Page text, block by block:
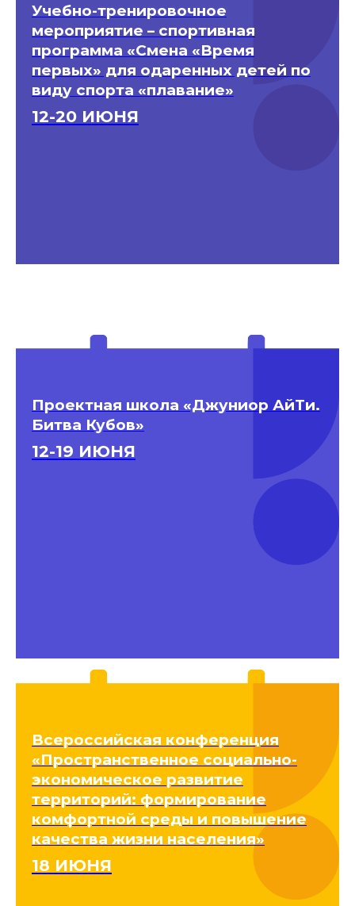
Учебно-тренировочное
мероприятие – спортивная
программа «Смена «Время
первых» для одаренных детей по
виду спорта «плавание»
12-20 ИЮНЯ
Проектная школа «Джуниор АйТи.
Битва Кубов»
12-19 ИЮНЯ
Всероссийская конференция
«Пространственное социально-
экономическое развитие
территорий: формирование
комфортной среды и повышение
качества жизни населения»
18 ИЮНЯ